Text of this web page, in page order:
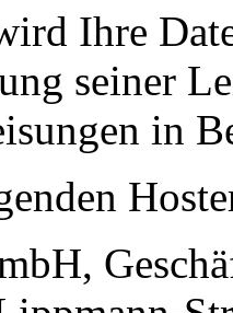
Ihre
seiner
in